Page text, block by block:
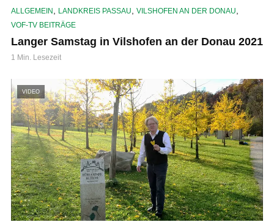
ALLGEMEIN LANDKREIS PASSAU VILSHOFEN AN DER DONAU
VOF-TV BEITRÄGE
Langer Samstag in Vilshofen an der Donau 2021
1 Min. Lesezeit
VIDEO